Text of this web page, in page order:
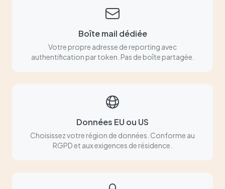
Boîte mail dédiée
Votre propre adresse de reporting avec
authentification par token. Pas de boîte partagée.
Données EU ou US
Choisissez votre région de données. Conforme au
RGPD et aux exigences de résidence.